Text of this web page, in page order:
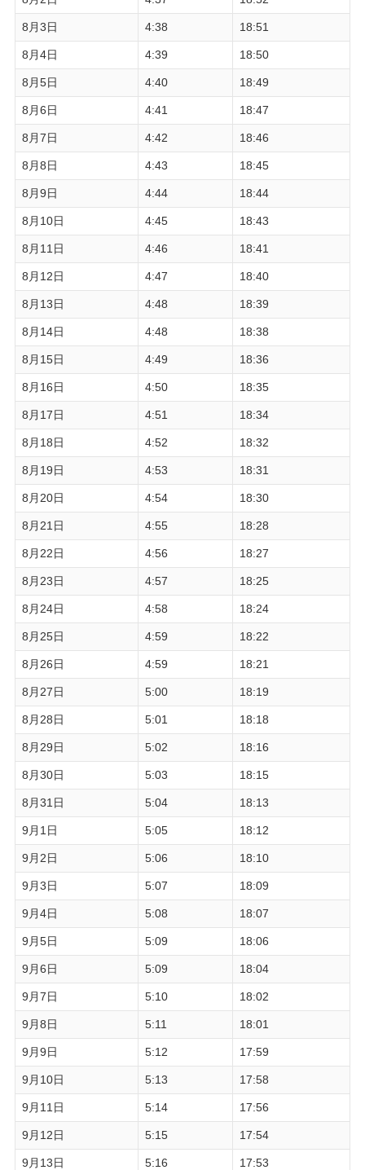
8月3日 4:38 18:51
8月4日 4:39 18:50
8月5日 4:40 18:49
8月6日 4:41 18:47
8月7日 4:42 18:46
8月8日 4:43 18:45
8月9日 4:44 18:44
8月10日 4:45 18:43
8月11日 4:46 18:41
8月12日 4:47 18:40
8月13日 4:48 18:39
8月14日 4:48 18:38
8月15日 4:49 18:36
8月16日 4:50 18:35
8月17日 4:51 18:34
8月18日 4:52 18:32
8月19日 4:53 18:31
8月20日 4:54 18:30
8月21日 4:55 18:28
8月22日 4:56 18:27
8月23日 4:57 18:25
8月24日 4:58 18:24
8月25日 4:59 18:22
8月26日 4:59 18:21
8月27日 5:00 18:19
8月28日 5:01 18:18
8月29日 5:02 18:16
8月30日 5:03 18:15
8月31日 5:04 18:13
9月1日 5:05 18:12
9月2日 5:06 18:10
9月3日 5:07 18:09
9月4日 5:08 18:07
9月5日 5:09 18:06
9月6日 5:09 18:04
9月7日 5:10 18:02
9月8日 5:11 18:01
9月9日 5:12 17:59
9月10日 5:13 17:58
9月11日 5:14 17:56
9月12日 5:15 17:54
9月13日 5:16 17:53